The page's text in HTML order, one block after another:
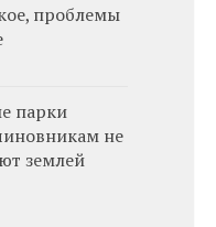
проблемы
парки
не
землей